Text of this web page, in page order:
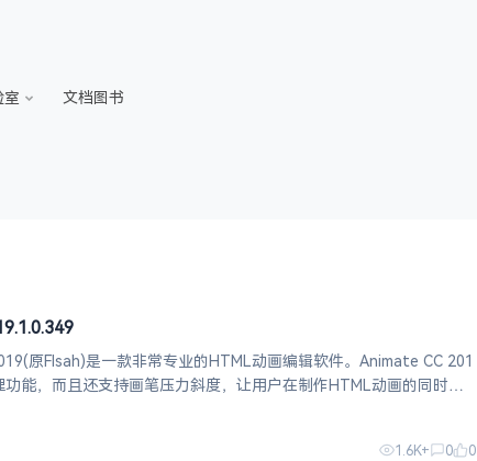
室 文档图书
原Flsah)是一款非常专业的HTML动画编辑软件。Animate CC 201
能，而且还支持画笔压力斜度，让用户在制作HTML动画的同时获
1.6K+ 0 0